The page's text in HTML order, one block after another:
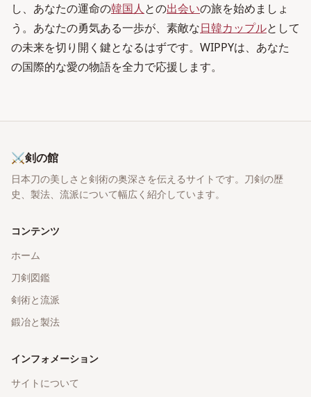
し、あなたの運命の韓国人との出会いの旅を始めましょ
う。あなたの勇気ある一歩が、素敵な日韓カップルとして
の未来を切り開く鍵となるはずです。WIPPYは、あなた
の国際的な愛の物語を全力で応援します。
⚔剣の館
日本刀の美しさと剣術の奥深さを伝えるサイトです。刀剣の歴
史、製法、流派について幅広く紹介しています。
コンテンツ
ホーム
刀剣図鑑
剣術と流派
鍛冶と製法
インフォメーション
サイトについて